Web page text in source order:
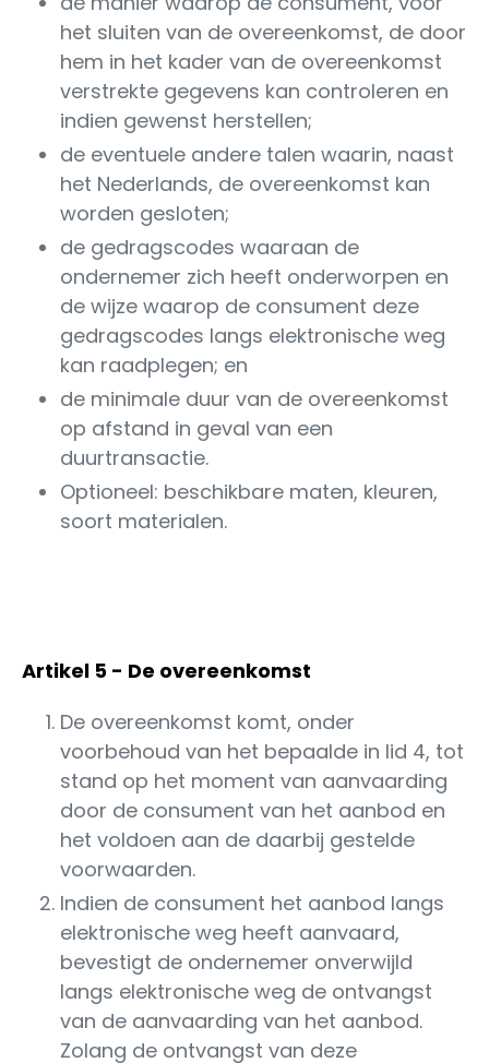
het sluiten van de overeenkomst, de door
hem in het kader van de overeenkomst
verstrekte gegevens kan controleren en
indien gewenst herstellen;
de eventuele andere talen waarin, naast
het Nederlands, de overeenkomst kan
worden gesloten;
de gedragscodes waaraan de
ondernemer zich heeft onderworpen en
de wijze waarop de consument deze
gedragscodes langs elektronische weg
kan raadplegen; en
de minimale duur van de overeenkomst
op afstand in geval van een
duurtransactie.
Optioneel: beschikbare maten, kleuren,
soort materialen.
Artikel 5 - De overeenkomst
De overeenkomst komt, onder
voorbehoud van het bepaalde in lid 4, tot
stand op het moment van aanvaarding
door de consument van het aanbod en
het voldoen aan de daarbij gestelde
voorwaarden.
Indien de consument het aanbod langs
elektronische weg heeft aanvaard,
bevestigt de ondernemer onverwijld
langs elektronische weg de ontvangst
van de aanvaarding van het aanbod.
Zolang de ontvangst van deze